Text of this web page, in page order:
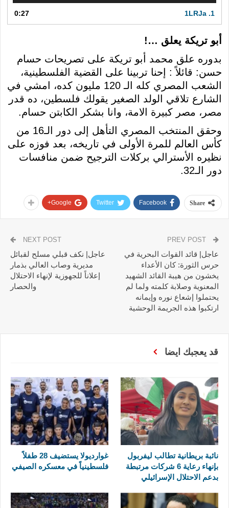
1.
1LRJa
0:27
أبو تريكة يعلق …!
بدوره علق محمد أبو تريكة على تصريحات حسام
حسن: قائلاً : إحنا تربينا على القضية الفلسطينية،
الشعب المصري كله الـ 120 مليون كده، امشي في
الشارع تلاقي الولد الصغير يقولك فلسطين، ده قدر
مصر، مصر كبيرة الامة، وانا بشكر الكابتن حسام.
وحقق المنتخب المصري التأهل إلى دور الـ16 من
كأس العالم للمرة الأولى في تاريخه، بعد فوزه على
نظيره الأسترالي بركلات الترجيح ضمن منافسات
دور الـ32.
Share
Facebook
Twitter
Google+
عاجل| قائد القوات البحرية في
حرس الثورة: كان الأعداء
يخشون من هيبة القائد الشهيد
المعنوية وصلابة كلمته ولما لم
يحتملوا إشعاع نوره وإيمانه
ارتكبوا هذه الجريمة الوحشية
NEXT POST
عاجل| نكف قبلي مسلح لقبائل
مديرية وصاب العالي بذمار
إعلاناً للجهوزية لإنهاء الاحتلال
والحصار
قد يعجبك ايضا
نائبة بريطانية تطالب ليفربول
بإنهاء رعاية 6 شركات مرتبطة
بدعم الاحتلال الإسرائيلي
غوارديولا يستضيف 28 طفلاً
فلسطينياً في معسكره الصيفي